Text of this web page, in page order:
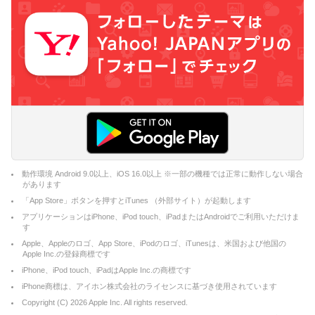
動作環境 Android 9.0以上、iOS 16.0以上 ※一部の機種では正常に動作しない場合
があります
「App Store」ボタンを押すとiTunes （外部サイト）が起動します
アプリケーションはiPhone、iPod touch、iPadまたはAndroidでご利用いただけま
す
Apple、Appleのロゴ、App Store、iPodのロゴ、iTunesは、米国および他国の
Apple Inc.の登録商標です
iPhone、iPod touch、iPadはApple Inc.の商標です
iPhone商標は、アイホン株式会社のライセンスに基づき使用されています
Copyright (C) 2026Apple Inc. All rights reserved.